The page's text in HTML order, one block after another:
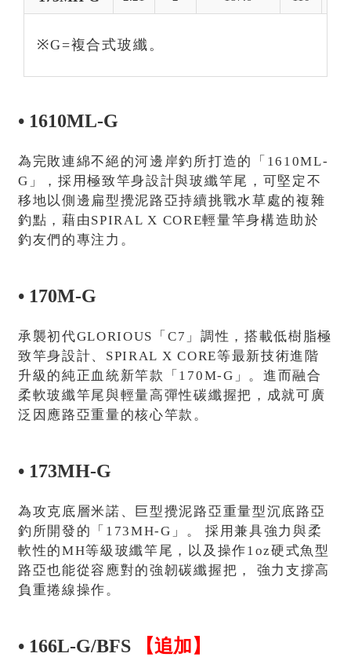
※G=複合式玻纖。
• 1610ML-G
為完敗連綿不絕的河邊岸釣所打造的「1610ML-
G」，採用極致竿身設計與玻纖竿尾，可堅定不
移地以側邊扁型攪泥路亞持續挑戰水草處的複雜
釣點，藉由SPIRAL X CORE輕量竿身構造助於
釣友們的專注力。
• 170M-G
承襲初代GLORIOUS「C7」調性，搭載低樹脂極
致竿身設計、SPIRAL X CORE等最新技術進階
升級的純正血統新竿款「170M-G」。進而融合
柔軟玻纖竿尾與輕量高彈性碳纖握把，成就可廣
泛因應路亞重量的核心竿款。
• 173MH-G
為攻克底層米諾、巨型攪泥路亞重量型沉底路亞
釣所開發的「173MH-G」。 採用兼具強力與柔
軟性的MH等級玻纖竿尾，以及操作1oz硬式魚型
路亞也能從容應對的強韌碳纖握把， 強力支撐高
負重捲線操作。
• 166L-G/BFS 【追加】